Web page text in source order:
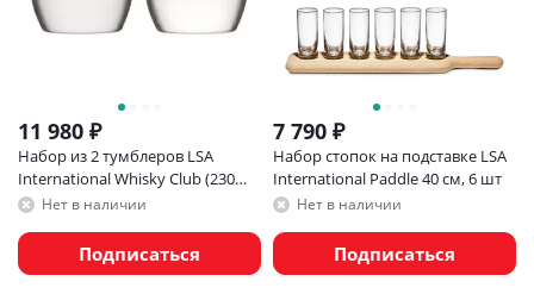
11 980 ₽
Набор из 2 тумблеров LSA
International Whisky Club (230
мл) Нет в наличии
Подписаться
7 790 ₽
Набор стопок на подставке LSA
International Paddle 40 см, 6 шт
Нет в наличии
Подписаться